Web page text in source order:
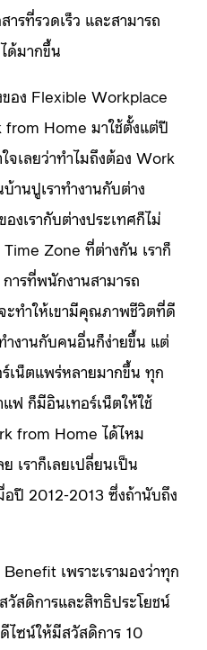
รที่รวดเร็ว และสามารถ
ด้มากขึ้น
ของ Flexible Workplace
from Home มาใช้ตั้งแต่ปี
เลยว่าทำไมถึงต้อง Work
านปูเราทำงานกับต่าง
งเรากับต่างประเทศก็ไม่
Time Zone ที่ต่างกัน เราก็
ารที่พนักงานสามารถ
ทำให้เขามีคุณภาพชีวิตที่ดี
ำงานกับคนอื่นก็ง่ายขึ้น แต่
เน็ตแพร่หลายมากขึ้น ทุก
ฟ ก็มีอินเทอร์เน็ตให้ใช้
from Home ได้ไหม
เราก็เลยเปลี่ยนเป็น
ปี 2012-2013 ซึ่งถ้านับถึง
เพราะเรามองว่าทุก
วัสดิการและสิทธิประโยชน์
ไซน์ให้มีสวัสดิการ 10